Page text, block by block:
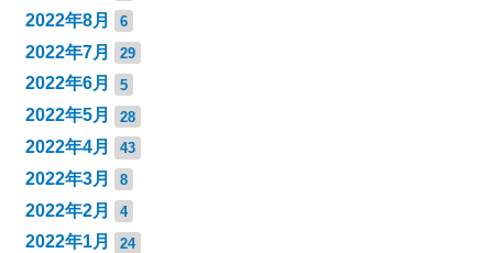
2022年8月 6
2022年7月 29
2022年6月 5
2022年5月 28
2022年4月 43
2022年3月 8
2022年2月 4
2022年1月 24